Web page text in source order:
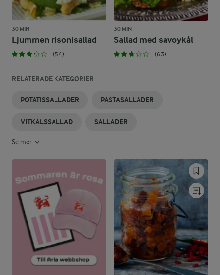
30 MIN
Ljummen risonisallad
(54)
30 MIN
Sallad med savoykål
(63)
RELATERADE KATEGORIER
POTATISSALLADER PASTASALLADER
VITKÅLSSALLAD SALLADER
Se mer